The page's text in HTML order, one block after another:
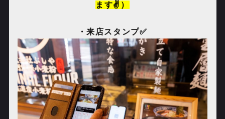
ます✌️）
・来店スタンプ✅